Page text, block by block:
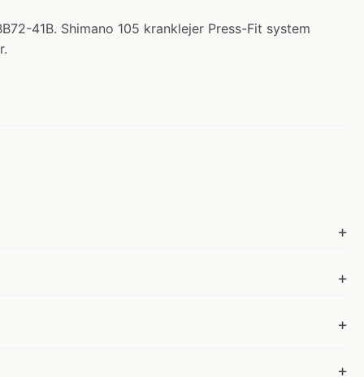
41B. Shimano 105 kranklejer Press-Fit system